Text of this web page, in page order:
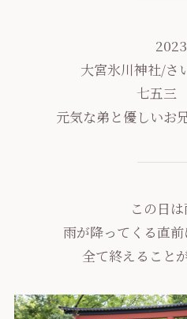
大宮氷川神社/さ
七五三
元気な弟と優しい
この日
雨が降ってくる直
全て終えること